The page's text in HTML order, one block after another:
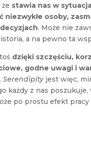
stawia nas w
osoby,
. Może nie
a na pewno ta
dzięki szczęściu,
godne uwagi i
Serendipity jest więc,
każdy z nas
po prostu efekt